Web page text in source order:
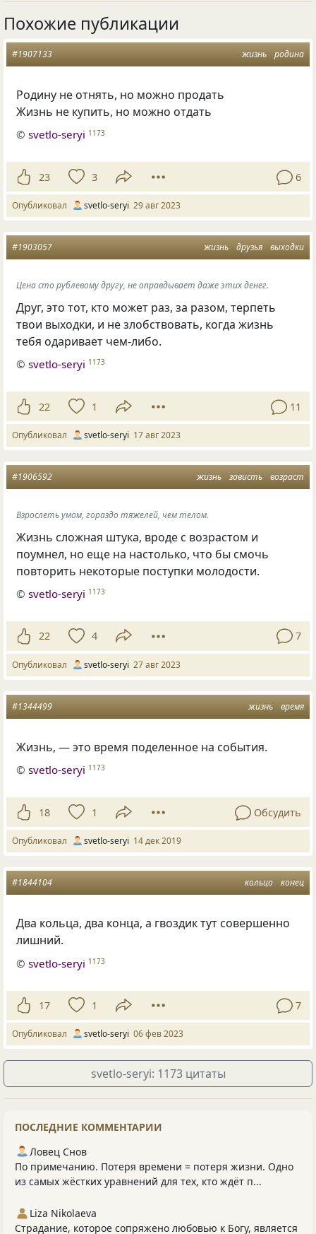
Похожие публикации
жизнь родина
#1907133
Родину не отнять, но можно продать
Жизнь не купить, но можно отдать
©svetlo-seryi 1173
23 3 6
Опубликовал svetlo-seryi 29 авг 2023
жизнь друзья выходки
#1903057
Цена сто рублевому другу, не оправдывает даже этих денег.
Друг, это тот, кто может раз, за разом, терпеть
твои выходки, и не злобствовать, когда жизнь
тебя одаривает чем-либо.
©svetlo-seryi 1173
22 1 11
Опубликовал svetlo-seryi 17 авг 2023
жизнь зависть возраст
#1906592
Взрослеть умом, гораздо тяжелей, чем телом.
Жизнь сложная штука, вроде с возрастом и
поумнел, но еще на настолько, что бы смочь
повторить некоторые поступки молодости.
©svetlo-seryi 1173
22 4 7
Опубликовал svetlo-seryi 27 авг 2023
жизнь время
#1344499
Жизнь, — это время поделенное на события.
©svetlo-seryi 1173
18 1 Обсудить
Опубликовал svetlo-seryi 14 дек 2019
кольцо конец
#1844104
Два кольца, два конца, а гвоздик тут совершенно
лишний.
©svetlo-seryi 1173
17 1 7
Опубликовал svetlo-seryi 06 фев 2023
svetlo-seryi: 1173 цитаты
ПОСЛЕДНИЕ КОММЕНТАРИИ
Ловец Снов
По примечанию. Потеря времени = потеря жизни. Одно
из самых жёстких уравнений для тех, кто ждёт п...
Liza Nikolaeva
Страдание, которое сопряжено любовью к Богу, является